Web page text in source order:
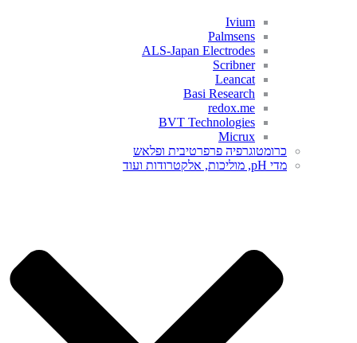
Ivium
Palmsens
ALS-Japan Electrodes
Scribner
Leancat
Basi Research
redox.me
BVT Technologies
Micrux
כרומטוגרפיה פרפרטיבית ופלאש
מדי pH, מוליכות, אלקטרודות ועוד